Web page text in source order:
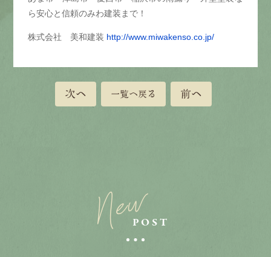
ら安心と信頼のみわ建装まで！
株式会社 美和建装 http://www.miwakenso.co.jp/
次へ 一覧へ戻る 前へ
NewPOST